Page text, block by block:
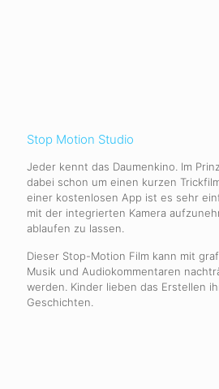
Stop Motion Studio
Jeder kennt das Daumenkino. Im
dabei schon um einen kurzen
einer kostenlosen App ist es sehr
mit der integrierten Kamera
ablaufen zu lassen.
Dieser Stop-Motion Film kann mit
Musik und Audiokommentaren
werden. Kinder lieben das Erstellen
Geschichten.